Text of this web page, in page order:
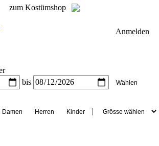
zum Kostümshop
Anmelden
Trachtenhemden Westen
bis
|